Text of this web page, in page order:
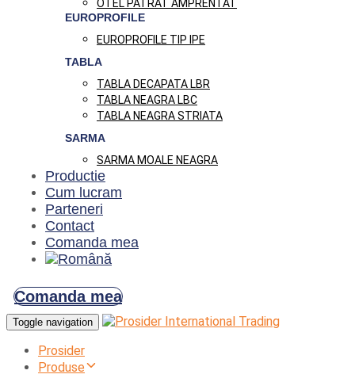
OTEL PATRAT AMPRENTAT
EUROPROFILE
EUROPROFILE TIP IPE
TABLA
TABLA DECAPATA LBR
TABLA NEAGRA LBC
TABLA NEAGRA STRIATA
SARMA
SARMA MOALE NEAGRA
Productie
Cum lucram
Parteneri
Contact
Comanda mea
Comanda mea
Toggle navigation
Prosider
Produse